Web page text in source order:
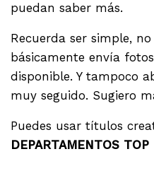
puedan saber más.
Recuerda ser simple,
básicamente envía
disponible. Y tampoco
muy seguido. Sugiero
Puedes usar títulos
DEPARTAMENTOS TOP